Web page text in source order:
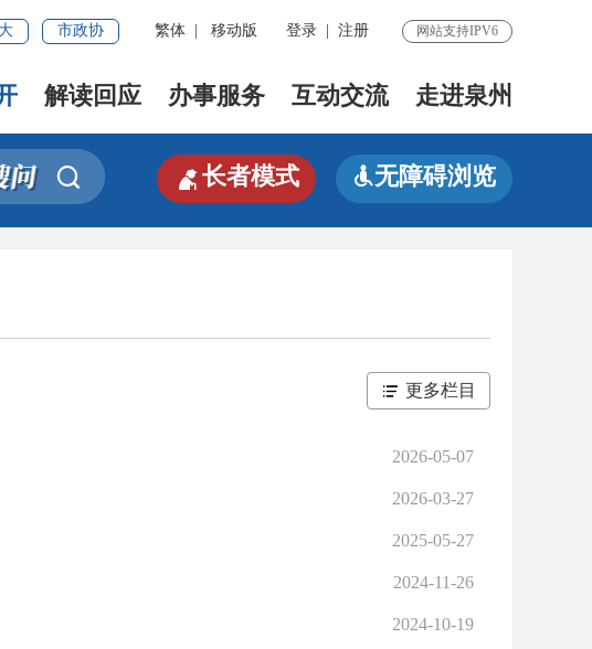
市政协 繁体 移动版 登录 注册 网站支持IPV6
解读回应 办事服务 互动交流 走进泉州
 长者模式 无障碍浏览
更多栏目
2026-05-07
2026-03-27
2025-05-27
2024-11-26
2024-10-19